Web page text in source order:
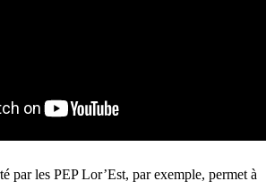
par les PEP Lor’Est, par exemple, permet à